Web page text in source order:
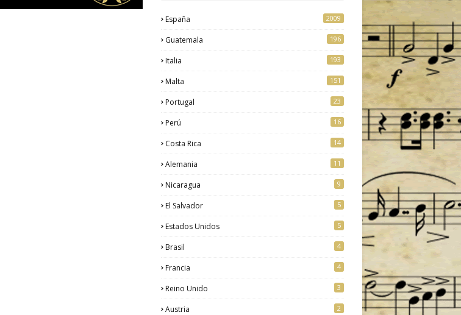
España 2009
Guatemala 196
Italia 193
Malta 151
Portugal 23
Perú 16
Costa Rica 14
Alemania 11
Nicaragua 9
El Salvador 5
Estados Unidos 5
Brasil 4
Francia 4
Reino Unido 3
Austria 2